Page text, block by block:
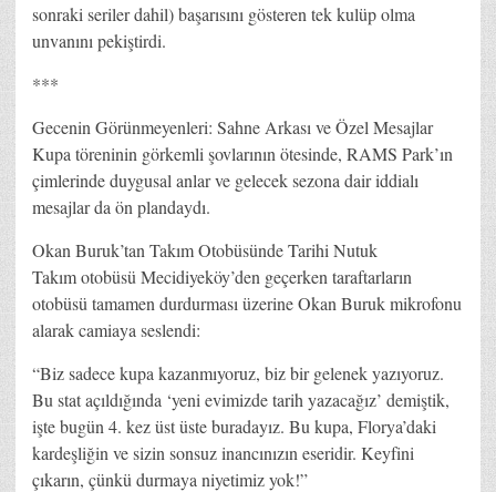
sonraki seriler dahil) başarısını gösteren tek kulüp olma
unvanını pekiştirdi.
***
Gecenin Görünmeyenleri: Sahne Arkası ve Özel Mesajlar
Kupa töreninin görkemli şovlarının ötesinde, RAMS Park’ın
çimlerinde duygusal anlar ve gelecek sezona dair iddialı
mesajlar da ön plandaydı.
Okan Buruk’tan Takım Otobüsünde Tarihi Nutuk
Takım otobüsü Mecidiyeköy’den geçerken taraftarların
otobüsü tamamen durdurması üzerine Okan Buruk mikrofonu
alarak camiaya seslendi:
“Biz sadece kupa kazanmıyoruz, biz bir gelenek yazıyoruz.
Bu stat açıldığında ‘yeni evimizde tarih yazacağız’ demiştik,
işte bugün 4. kez üst üste buradayız. Bu kupa, Florya’daki
kardeşliğin ve sizin sonsuz inancınızın eseridir. Keyfini
çıkarın, çünkü durmaya niyetimiz yok!”